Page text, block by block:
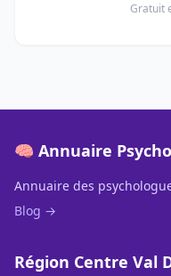
Gratuit
🧠 Annuaire
Annuaire des
Blog →
Région Centre Val